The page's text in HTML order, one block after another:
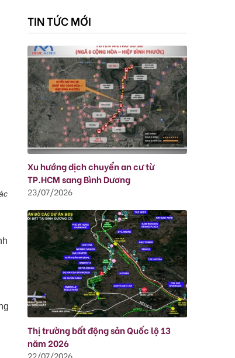
TIN TỨC MỚI
Xu hướng dịch chuyển an cư từ
TP.HCM sang Bình Dương
23/07/2026
Thị trường bất động sản Quốc lộ 13
năm 2026
22/07/2026